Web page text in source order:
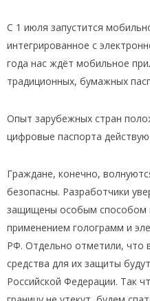
С 1 июля запустится
интегрированное с
года нас ждёт мобильное
традиционных, бумажных
Опыт зарубежных стран
цифровые паспорта
Граждане, конечно,
безопасны. Разработчики
защищены особым способом
применением голограмм и
РФ. Отдельно отметили, что
средства для их защиты
Российской Федерации. Так